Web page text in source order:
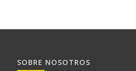
SOBRE NOSOTROS